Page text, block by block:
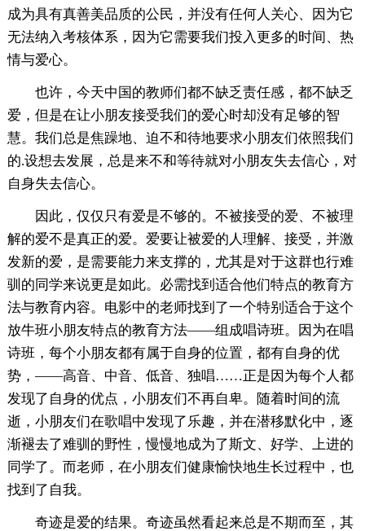
成为具有真善美品质的公民，并没有任何人关心、因为它
无法纳入考核体系，因为它需要我们投入更多的时间、热
情与爱心。
也许，今天中国的教师们都不缺乏责任感，都不缺乏
爱，但是在让小朋友接受我们的爱心时却没有足够的智
慧。我们总是焦躁地、迫不和待地要求小朋友们依照我们
的.设想去发展，总是来不和等待就对小朋友失去信心，对
自身失去信心。
因此，仅仅只有爱是不够的。不被接受的爱、不被理
解的爱不是真正的爱。爱要让被爱的人理解、接受，并激
发新的爱，是需要能力来支撑的，尤其是对于这群也行难
驯的同学来说更是如此。必需找到适合他们特点的教育方
法与教育内容。电影中的老师找到了一个特别适合于这个
放牛班小朋友特点的教育方法——组成唱诗班。因为在唱
诗班，每个小朋友都有属于自身的位置，都有自身的优
势，——高音、中音、低音、独唱……正是因为每个人都
发现了自身的优点，小朋友们不再自卑。随着时间的流
逝，小朋友们在歌唱中发现了乐趣，并在潜移默化中，逐
渐褪去了难驯的野性，慢慢地成为了斯文、好学、上进的
同学了。而老师，在小朋友们健康愉快地生长过程中，也
找到了自我。
奇迹是爱的结果。奇迹虽然看起来总是不期而至，其